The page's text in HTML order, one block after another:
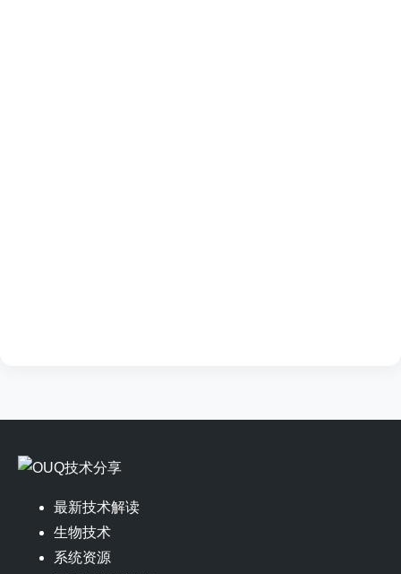
最新技术解读
生物技术
系统资源